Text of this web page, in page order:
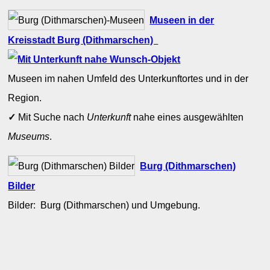
Museen in der
Kreisstadt Burg (Dithmarschen)
Museen im nahen Umfeld des Unterkunftortes und in der
Region.
✓ Mit Suche nach Unterkunftnahe eines ausgewählten
Museums.
Burg (Dithmarschen)
Bilder
Bilder: Burg (Dithmarschen) und Umgebung.